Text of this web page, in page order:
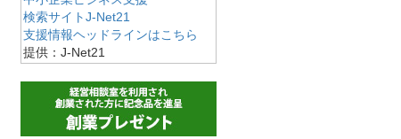
検索サイトJ-Net21
支援情報ヘッドラインはこちら
提供：J-Net21